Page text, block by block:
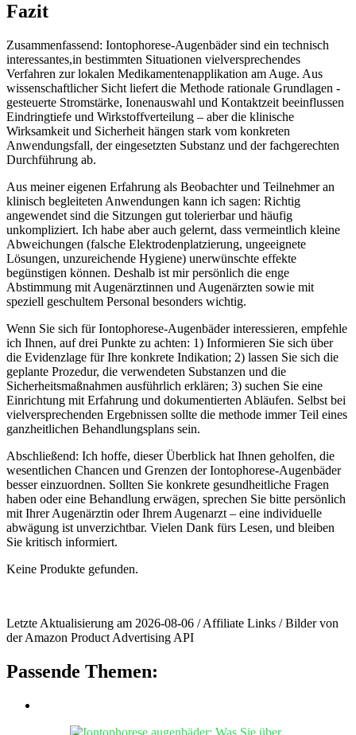
Fazit
Zusammenfassend: Iontophorese-Augenbäder⁤ sind ein technisch
interessantes,in ‌bestimmten Situationen vielversprechendes
Verfahren zur ‌lokalen Medikamentenapplikation am Auge. Aus
wissenschaftlicher Sicht ‍liefert ‌die Methode rationale Grundlagen ⁣-
gesteuerte Stromstärke, Ionenauswahl und Kontaktzeit beeinflussen
Eindringtiefe und Wirkstoffverteilung – aber die klinische
Wirksamkeit und ‌Sicherheit hängen⁣ stark vom konkreten
Anwendungsfall, der eingesetzten Substanz und der fachgerechten
Durchführung ab.
Aus‌ meiner eigenen Erfahrung als Beobachter und Teilnehmer an
klinisch begleiteten Anwendungen kann ich sagen:⁢ Richtig⁤
angewendet sind die⁤ Sitzungen⁣ gut tolerierbar und häufig
unkompliziert. Ich habe aber auch​ gelernt, dass vermeintlich kleine
⁤Abweichungen (falsche Elektrodenplatzierung, ungeeignete
Lösungen, unzureichende Hygiene) unerwünschte effekte
begünstigen​ können. Deshalb ist mir persönlich die enge
Abstimmung mit Augenärztinnen ​und Augenärzten sowie mit
speziell geschultem Personal besonders‍ wichtig.
Wenn Sie sich für Iontophorese-Augenbäder⁢ interessieren, empfehle
ich Ihnen, auf drei Punkte zu ⁢achten:⁢ 1) Informieren Sie‍ sich über
die Evidenzlage für Ihre konkrete Indikation; 2) lassen Sie sich die
geplante Prozedur, die verwendeten Substanzen und die
Sicherheitsmaßnahmen ausführlich erklären;⁤ 3) ​suchen Sie ‍eine
Einrichtung mit​ Erfahrung und dokumentierten ​Abläufen.‍ Selbst bei
vielversprechenden ⁣Ergebnissen ‌sollte ‍die methode immer Teil ‍eines
ganzheitlichen Behandlungsplans sein.
Abschließend: Ich⁤ hoffe, dieser Überblick hat ⁢Ihnen​ geholfen,​ die⁢
wesentlichen Chancen und Grenzen ​der Iontophorese-Augenbäder
besser⁢ einzuordnen. Sollten Sie⁤ konkrete gesundheitliche⁤ Fragen
haben oder eine Behandlung erwägen, sprechen Sie bitte persönlich ​
mit Ihrer Augenärztin oder Ihrem Augenarzt – ‍eine individuelle⁣
abwägung ist unverzichtbar. Vielen Dank fürs Lesen, und bleiben
Sie kritisch informiert.
Keine Produkte gefunden.
Letzte Aktualisierung am 2026-08-06 / Affiliate Links / Bilder von
der Amazon Product Advertising API
Passende Themen: